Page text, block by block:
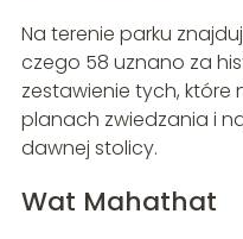
Na terenie parku
czego 58 uznano za
zestawienie tych, które
planach zwiedzania i
dawnej stolicy.
Wat Mahathat